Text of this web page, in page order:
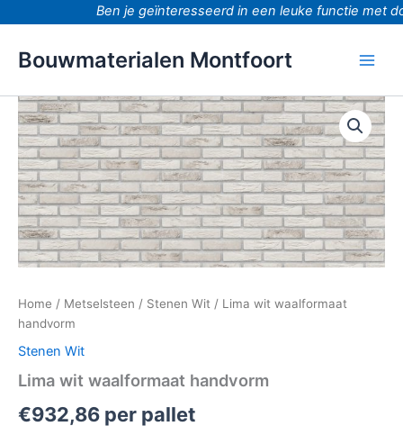
Ben je geïnteresseerd in een leuke functie met
Bouwmaterialen Montfoort
Home / Metselsteen / Stenen Wit / Lima wit waalformaat
handvorm
Stenen Wit
Lima wit waalformaat handvorm
€932,86 per pallet
Lima
wit
waalformaat
handvorm
aantal